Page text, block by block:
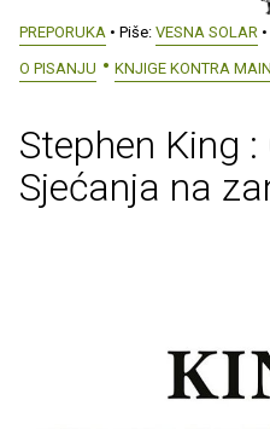
PREPORUKA • Piše: VESNA SOLAR
O PISANJU
KNJIGE KONTRA
Stephen King
Sjećanja na